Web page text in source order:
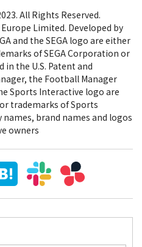
All Rights Reserved.
Limited. Developed by
and the SEGA logo are either
of SEGA Corporation or
in the U.S. Patent and
the Football Manager
Sports Interactive logo are
trademarks of Sports
brand names and logos
owners